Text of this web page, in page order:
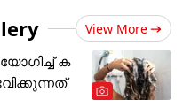
View More
ക